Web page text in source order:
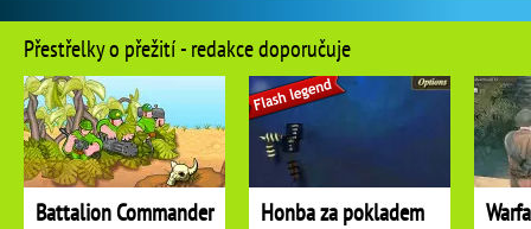
Přestřelky o přežití - redakce doporučuje
Battalion Commander Honba za pokladem